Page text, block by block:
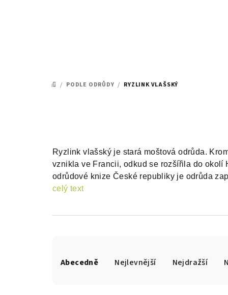
DOMŮ
/ PODLE ODRŮDY / RYZLINK VLAŠSKÝ
Ryzlink vlašský je stará moštová odrůda.
vznikla ve Francii, odkud se rozšířila do okolí
odrůdové knize České republiky je odrůda
celý text
aAbecedně Nejlevnější Nejdražší